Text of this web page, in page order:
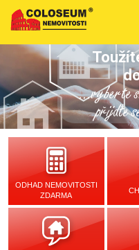
...vyberte
přijďte
ODHAD NEMOVITOSTI
ZDARMA